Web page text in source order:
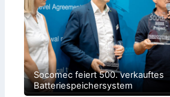
Socomec feiert 500. verkauftes
Batteriespeichersystem